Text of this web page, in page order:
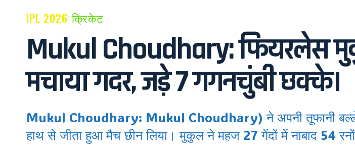
IPL 2026 क्रिकेट
Mukul Choudhary: फियरलेस
मचाया गदर, जड़े 7 गगनचुंबी छक्के।
Mukul Choudhary: Mukul Choudhary) ने अपनी तूफानी
हाथ से जीता हुआ मैच छीन लिया। मुकुल ने महज 27 गेंदों में नाबाद 54